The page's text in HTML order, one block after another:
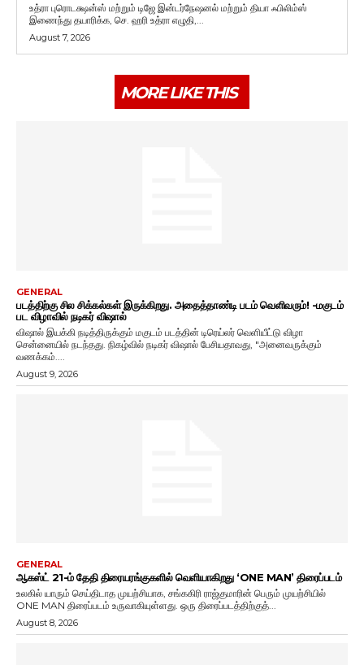
உத்ரா புரொடக்ஷன்ஸ் மற்றும் டிஜே இன்டர்நேஷனல் மற்றும் தியா ஃபிலிம்ஸ்
இணைந்து தயாரிக்க, செ. ஹரி உத்ரா எழுதி,...
August 7, 2026
MORE LIKE THIS
GENERAL
படத்திற்கு சில சிக்கல்கள் இருக்கிறது. அதைத்தாண்டி படம் வெளிவரும்! -மகுடம்
பட விழாவில் நடிகர் விஷால்
விஷால் இயக்கி நடித்திருக்கும் மகுடம் படத்தின் டிரெய்லர் வெளியீட்டு விழா
சென்னையில் நடந்தது. நிகழ்வில் நடிகர் விஷால் பேசியதாவது, "அனைவருக்கும்
வணக்கம்....
August 9, 2026
GENERAL
ஆகஸ்ட் 21-ம் தேதி திரையரங்குகளில் வெளியாகிறது ‘ONE MAN’ திரைப்படம்
உலகில் யாரும் செய்திடாத முயற்சியாக, சங்ககிரி ராஜ்குமாரின் பெரும் முயற்சியில்
ONE MAN திரைப்படம் உருவாகியுள்ளது. ஒரு திரைப்படத்திற்குத்...
August 8, 2026